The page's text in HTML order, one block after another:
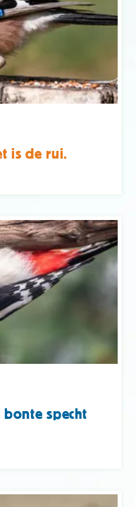
is de rui.
specht